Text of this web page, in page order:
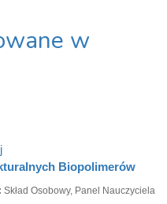
w
Biopolimerów
Skład Osobowy, Panel Nauczyciela